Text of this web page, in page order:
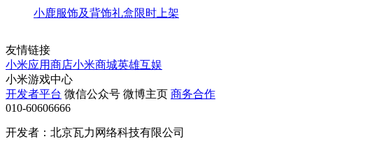
小鹿服饰及背饰礼盒限时上架
友情链接
小米应用商店小米商城英雄互娱
小米游戏中心
开发者平台 微信公众号 微博主页 商务合作
010-60606666
开发者：北京瓦力网络科技有限公司